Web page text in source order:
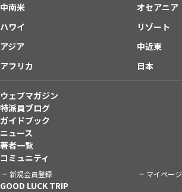
中南米
オセアニア
ハワイ
リゾート
アジア
中近東
アフリカ
日本
ウェブマガジン
特派員ブログ
ガイドブック
ニュース
著者一覧
コミュニティ
新規会員登録 マイページ
GOOD LUCK TRIP